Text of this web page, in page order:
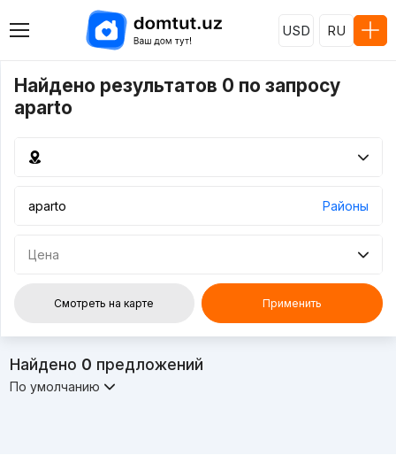
USD RU
Найдено результатов 0 по запросу
aparto
Районы
Цена
Смотреть на карте Применить
Найдено 0 предложений
По умолчанию